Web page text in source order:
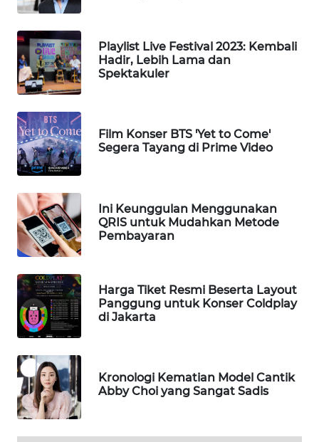
Playlist Live Festival 2023: Kembali
Hadir, Lebih Lama dan
Spektakuler
Film Konser BTS 'Yet to Come'
Segera Tayang di Prime Video
Ini Keunggulan Menggunakan
QRIS untuk Mudahkan Metode
Pembayaran
Harga Tiket Resmi Beserta Layout
Panggung untuk Konser Coldplay
di Jakarta
Kronologi Kematian Model Cantik
Abby Choi yang Sangat Sadis
PAKPAK
WN
KARAWANG
WN
BEKASI
WN
BOGOR
WN
DEPOK
WN
TAPANULI
UTARA
SAMOSIR
WN
PADANG
LAWAS